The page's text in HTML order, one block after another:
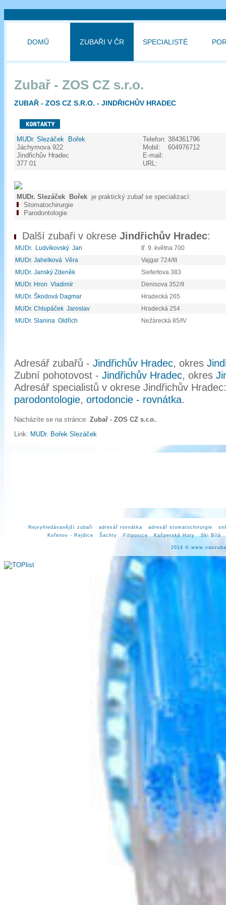
DOMŮ ZUBAŘI V ČR SPECIALISTÉ
Zubař - ZOS CZ s.r.o.
ZUBAŘ - ZOS CZ S.R.O. - JINDŘICHŮV HRADEC
MUDr. Slezáček Bořek
Jáchymova 922
Jindřichův Hradec
377 01
Telefon:
Mobil:
E-mail:
URL:
384361796
604976712
MUDr. Slezáček Bořek je praktický zubař se specializací:
Stomatochirurgie
Parodontologie
Další zubaři v okrese Jindřichův Hradec:
MUDr. Ludvíkovský Jan
tř. 9. května 700
MUDr. Jahelková Věra
Vajgar 724/III
MUDr. Janský Zdeněk
Siefertova 383
MUDr. Hron Vladimír
Denisova 352/II
MUDr. Škodová Dagmar
Hradecká 265
MUDr. Chlupáček Jaroslav
Hradecká 254
MUDr. Slanina Oldřich
Nežárecká 85/IV
Adresář zubařů - Jindřichův Hradec, okres
Zubní pohotovost - Jindřichův Hradec, okres
Adresář specialistů v okrese Jindřichův
parodontologie, ortodoncie - rovnátka.
Nacházíte se na stránce: Zubař - ZOS CZ s.r.o..
Link: MUDr. Bořek Slezáček
Nejvyhledávanější zubaři adresář rovnátka adresář stomatochirurgie
Kořenov - Rejdice
Šachty Filipovice Kašperské Hory Ski Bílá
2014 ©